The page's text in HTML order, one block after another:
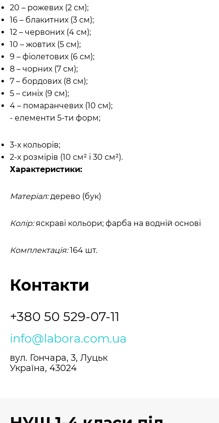
20 – рожевих (2 см);
16 – блакитних (3 см);
12 – червоних (4 см);
10 – жовтих (5 см);
9 – фіолетових (6 см);
8 – чорних (7 см);
7 – бордових (8 см);
5 – синіх (9 см);
4 – помаранчевих (10 см);
- елементи 5-ти форм;
3-х кольорів;
2-х розмірів (10 см² і 30 см²).
Характеристики:
Матеріал:дерево (бук)
Колір:яскраві кольори; фарба на водній основі
Комплектація:164 шт.
Контакти
+380 50 529-07-11
info@labora.com.ua
вул. Гончара, 3, Луцьк
Україна, 43024